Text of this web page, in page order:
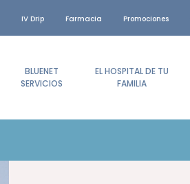
IV Drip Farmacia Promociones
BLUENET
SERVICIOS
EL HOSPITAL DE TU
FAMILIA